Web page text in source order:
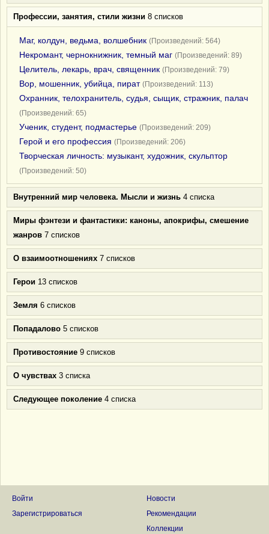
Профессии, занятия, стили жизни 8 списков
Маг, колдун, ведьма, волшебник (Произведений: 564)
Некромант, чернокнижник, темный маг (Произведений: 89)
Целитель, лекарь, врач, священник (Произведений: 79)
Вор, мошенник, убийца, пират (Произведений: 113)
Охранник, телохранитель, судья, сыщик, стражник, палач
(Произведений: 65)
Ученик, студент, подмастерье (Произведений: 209)
Герой и его профессия (Произведений: 206)
Творческая личность: музыкант, художник, скульптор
(Произведений: 50)
Внутренний мир человека. Мысли и жизнь 4 списка
Миры фэнтези и фантастики: каноны, апокрифы, смешение
жанров 7 списков
О взаимоотношениях 7 списков
Герои 13 списков
Земля 6 списков
Попадалово 5 списков
Противостояние 9 списков
О чувствах 3 списка
Следующее поколение 4 списка
Войти
Зарегистрироваться
Новости
Рекомендации
Коллекции